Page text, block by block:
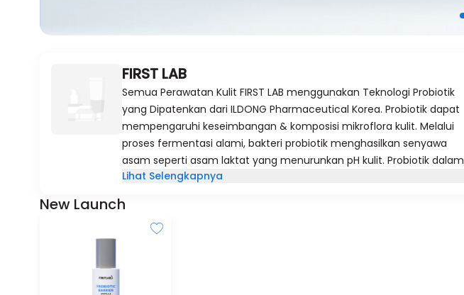
FIRST LAB
Semua Perawatan Kulit FIRST LAB menggunakan Teknologi Probiotik
yang Dipatenkan dari ILDONG Pharmaceutical Korea. Probiotik dapat
mempengaruhi keseimbangan & komposisi mikroflora kulit. Melalui
proses fermentasi alami, bakteri probiotik menghasilkan senyawa
asam seperti asam laktat yang menurunkan pH kulit. Probiotik dalam
perawatan kulit mengoptimalkan manfaat penyembuhan serangga
terhadap bakteri jahat, mengurangi peradangan, mencegah
penuaan dini pada kulit, dan lainnya. Bagi mereka yang memiliki kulit
Lihat Selengkapnya
New Launch